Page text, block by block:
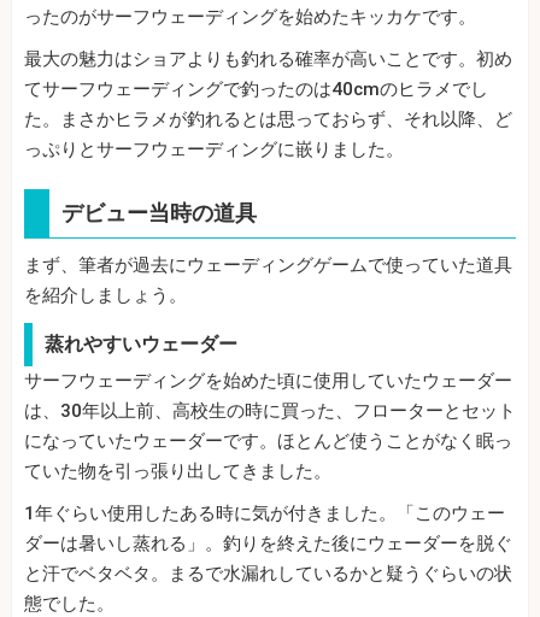
ったのがサーフウェーディングを始めたキッカケです。
最大の魅力はショアよりも釣れる確率が高いことです。初め
てサーフウェーディングで釣ったのは40cmのヒラメでし
た。まさかヒラメが釣れるとは思っておらず、それ以降、ど
っぷりとサーフウェーディングに嵌りました。
デビュー当時の道具
まず、筆者が過去にウェーディングゲームで使っていた道具
を紹介しましょう。
蒸れやすいウェーダー
サーフウェーディングを始めた頃に使用していたウェーダー
は、30年以上前、高校生の時に買った、フローターとセット
になっていたウェーダーです。ほとんど使うことがなく眠っ
ていた物を引っ張り出してきました。
1年ぐらい使用したある時に気が付きました。「このウェー
ダーは暑いし蒸れる」。釣りを終えた後にウェーダーを脱ぐ
と汗でベタベタ。まるで水漏れしているかと疑うぐらいの状
態でした。